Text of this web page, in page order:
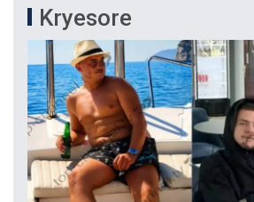
Kryesore